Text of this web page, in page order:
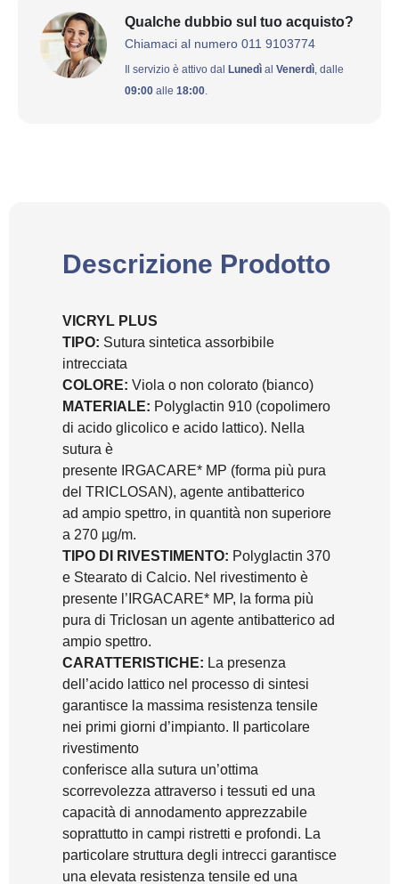
Qualche dubbio sul tuo acquisto?
Chiamaci al numero 011 9103774
Il servizio è attivo dal Lunedì al Venerdì, dalle
09:00 alle 18:00.
Descrizione Prodotto
VICRYL PLUS
TIPO: Sutura sintetica assorbibile
intrecciata
COLORE: Viola o non colorato (bianco)
MATERIALE: Polyglactin 910 (copolimero
di acido glicolico e acido lattico). Nella
sutura è
presente IRGACARE* MP (forma più pura
del TRICLOSAN), agente antibatterico
ad ampio spettro, in quantità non superiore
a 270 µg/m.
TIPO DI RIVESTIMENTO: Polyglactin 370
e Stearato di Calcio. Nel rivestimento è
presente l’IRGACARE* MP, la forma più
pura di Triclosan un agente antibatterico ad
ampio spettro.
CARATTERISTICHE: La presenza
dell’acido lattico nel processo di sintesi
garantisce la massima resistenza tensile
nei primi giorni d’impianto. Il particolare
rivestimento
conferisce alla sutura un’ottima
scorrevolezza attraverso i tessuti ed una
capacità di annodamento apprezzabile
soprattutto in campi ristretti e profondi. La
particolare struttura degli intrecci garantisce
una elevata resistenza tensile ed una